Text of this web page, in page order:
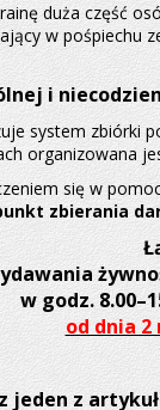
duża część
w pośpiechu
i
system zbiórki
organizowana
się w
zbierania
w godz.
od dnia 2
jeden z